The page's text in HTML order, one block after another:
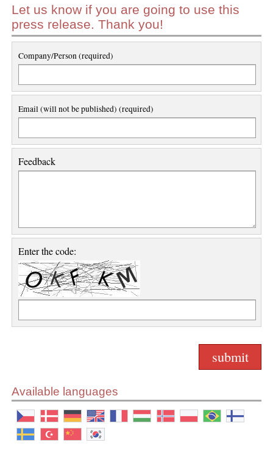
Let us know if you are going to use this
press release. Thank you!
Company/Person (required)
Email (will not be published) (required)
Feedback
Enter the code:
Available languages